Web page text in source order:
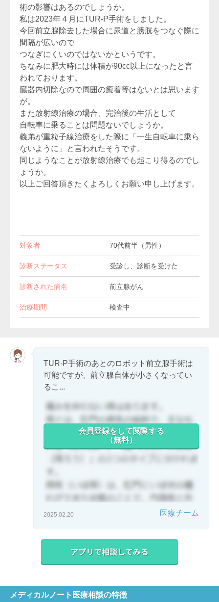
術の影響はあるのでしょうか。
私は2023年４月にTUR-P手術をしました。
今回前立腺除去した場合に尿道と膀胱をつなぐ際に
間隔が広いので
つなぎにくいのではないかというです。
ちなみに肥大時には体積が90cc以上になったと言
われております。
臓器内切除なので周囲の癒着等はないとは思います
が。
また放射線治療の場合、完治後の生活として
自転車に乗ることは問題ないでしょうか。
義弟が重粒子線治療をした際に「一生自転車に乗ら
ないように」と言われたそうです。
同じようなことが放射線治療でも起こり得るのでし
ょうか。
以上ご回答頂きたくよろしくお願い申し上げます。
対象者 70代前半（男性）
診断ステータス 受診し、診断を受けた
診断された病名 前立腺がん
治療期間 検査中
TUR-P手術のあとのロボット前立腺手術は
可能ですが、前立腺自体が小さくなってい
るこ...
会員登録をして閲覧する
（無料）
2025.02.20 医療チーム
メディカルノート医療相談の特徴